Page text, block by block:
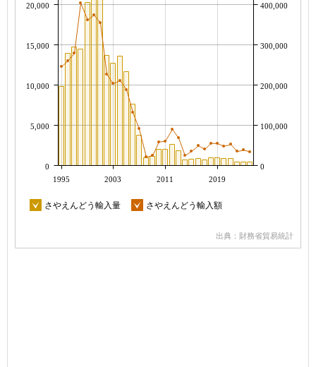
1995 2003 2011 2019
0
5,000
10,000
15,000
20,000
0
100,000
200,000
300,000
400,000
さやえんどう輸入量 さやえんどう輸入額
出典：財務省貿易統計